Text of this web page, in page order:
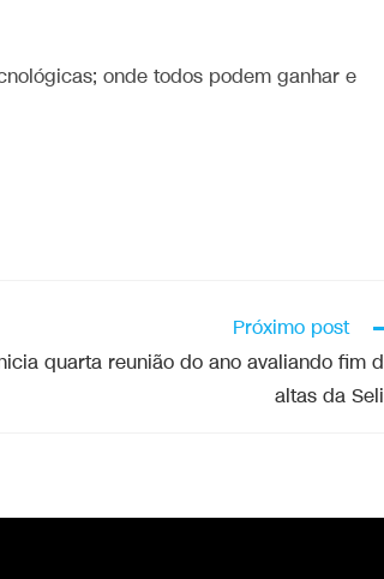
onde todos podem ganhar e
Próximo post
quarta reunião do ano avaliando fim
altas da